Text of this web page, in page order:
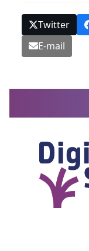
Twitter
E-mail